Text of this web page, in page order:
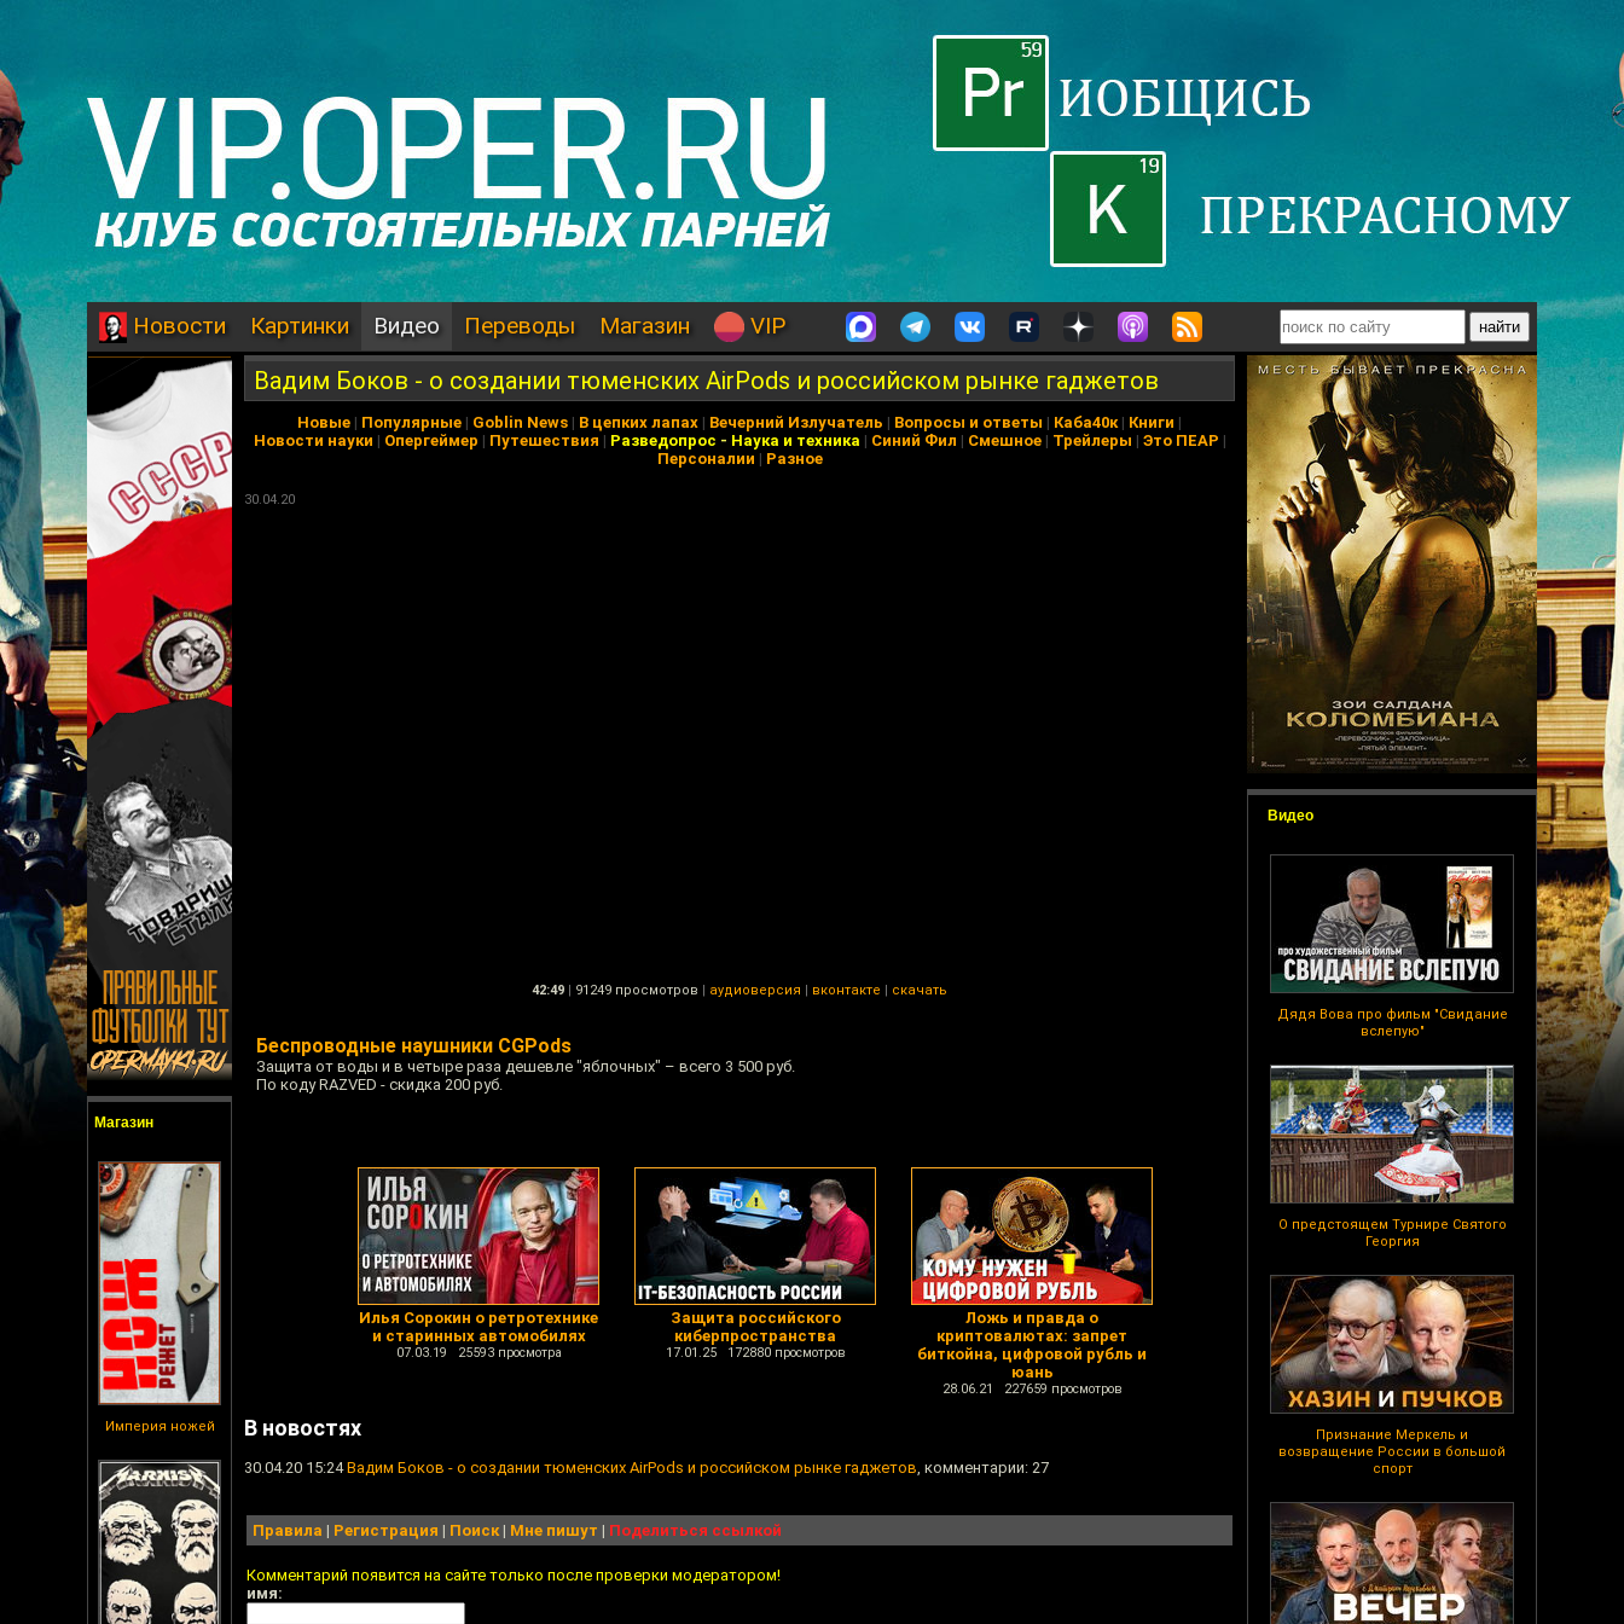
Новости Картинки Видео Переводы Магазин VIP
Магазин
Империя ножей
Видео
Дядя Вова про фильм "Свидание
вслепую"
О предстоящем Турнире Святого
Георгия
Признание Меркель и
возвращение России в большой
спорт
Вадим Боков - о создании тюменских AirPods и российском рынке гаджетов
Новые | Популярные | Goblin News | В цепких лапах | Вечерний Излучатель | Вопросы и ответы | Каба40к| Книги |
Новости науки | Опергеймер | Путешествия | Разведопрос - Наука и техника | Синий Фил | Смешное| Трейлеры | Это ПЕАР |
Персоналии | Разное
30.04.20
42:49 | 91249 просмотров | аудиоверсия | вконтакте | скачать
Беспроводные наушники CGPods
Защита от воды и в четыре раза дешевле "яблочных" – всего 3 500 руб.
По коду RAZVED - скидка 200 руб.
Илья Сорокин о ретротехнике
и старинных автомобилях
07.03.19 25593 просмотра
Защита российского
киберпространства
17.01.25 172880 просмотров
Ложь и правда о
криптовалютах: запрет
биткойна, цифровой рубль и
юань
28.06.21 227659 просмотров
В новостях
30.04.20 15:24Вадим Боков - о создании тюменских AirPods и российском рынке гаджетов, комментарии: 27
Правила | Регистрация | Поиск| Мне пишут | Поделиться ссылкой
Комментарий появится на сайте только после проверки модератором!
имя: